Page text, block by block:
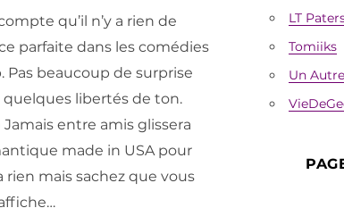
qu’il n’y a rien de
parfaite dans les comédies
beaucoup de surprise
libertés de ton.
entre amis glissera
made in USA pour
mais sachez que vous
LT
Tomiiks
Un